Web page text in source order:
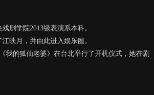
剧学院2013级表演系本科。
映月，并由此进入娱乐圈。
我的狐仙老婆》在台北举行了开机仪式，她在剧